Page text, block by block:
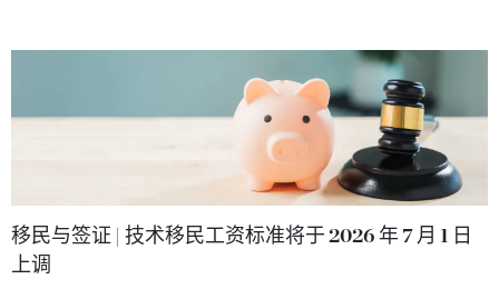
移民与签证 | 技术移民工资标准将于 2026 年 7 月 1 日
上调